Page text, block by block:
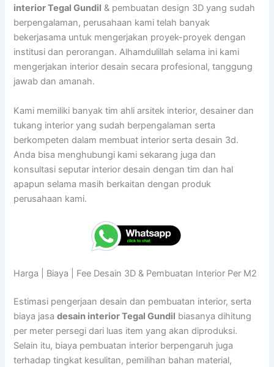
interior Tegal Gundil & pembuatan design 3D yang sudah
berpengalaman, perusahaan kami telah banyak
bekerjasama untuk mengerjakan proyek-proyek dengan
institusi dan perorangan. Alhamdulillah selama ini kami
mengerjakan interior desain secara profesional, tanggung
jawab dan amanah.
Kami memiliki banyak tim ahli arsitek interior, desainer dan
tukang interior yang sudah berpengalaman serta
berkompeten dalam membuat interior serta desain 3d.
Anda bisa menghubungi kami sekarang juga dan
konsultasi seputar interior desain dengan tim dan hal
apapun selama masih berkaitan dengan produk
perusahaan kami.
Harga | Biaya | Fee Desain 3D & Pembuatan Interior Per M2
Estimasi pengerjaan desain dan pembuatan interior, serta
biaya jasadesain interior Tegal Gundil biasanya dihitung
per meter persegi dari luas item yang akan diproduksi.
Selain itu, biaya pembuatan interior berpengaruh juga
terhadap tingkat kesulitan, pemilihan bahan material,